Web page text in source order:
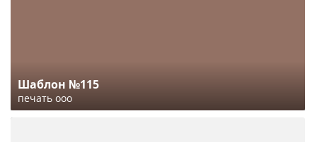
Шаблон №115
печать ооо